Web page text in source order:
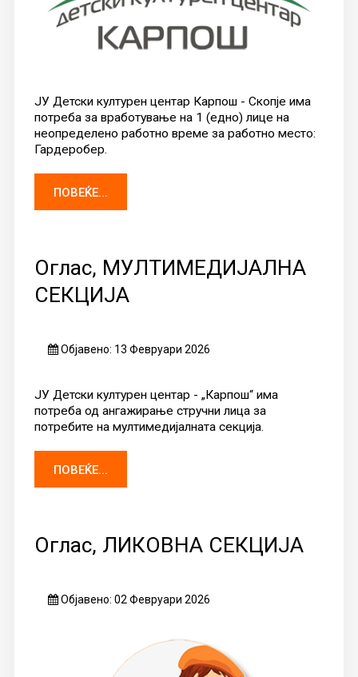
ЈУ Детски културен центар Карпош - Скопје има
потреба за вработување на 1 (едно) лице на
неопределено работно време за работно место:
Гардеробер.
ПОВЕЌЕ...
Оглас, МУЛТИМЕДИЈАЛНА
СЕКЦИЈА
Објавено: 13 Февруари 2026
ЈУ Детски културен центар - „Карпош“ има
потреба од ангажирање стручни лица за
потребите на мултимедијалната секција.
ПОВЕЌЕ...
Оглас, ЛИКОВНА СЕКЦИЈА
Објавено: 02 Февруари 2026